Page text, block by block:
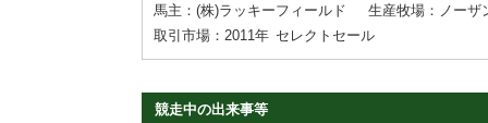
馬主：(株)ラッキーフィールド
生産牧場：ノーザ
取引市場：2011年 セレクトセール
競走中の出来事等